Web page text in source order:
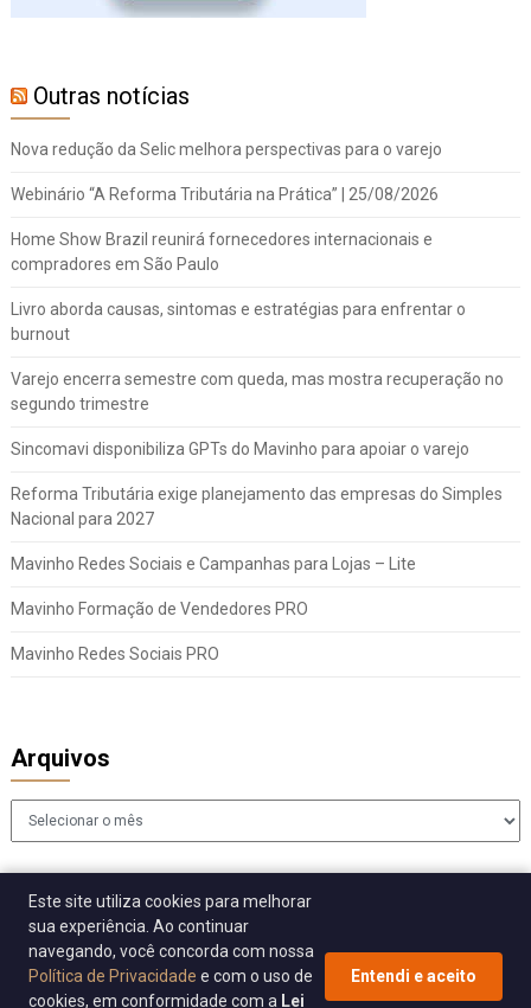
Outras notícias
Nova redução da Selic melhora perspectivas para o varejo
Webinário “A Reforma Tributária na Prática” | 25/08/2026
Home Show Brazil reunirá fornecedores internacionais e
compradores em São Paulo
Livro aborda causas, sintomas e estratégias para enfrentar o
burnout
Varejo encerra semestre com queda, mas mostra recuperação no
segundo trimestre
Sincomavi disponibiliza GPTs do Mavinho para apoiar o varejo
Reforma Tributária exige planejamento das empresas do Simples
Nacional para 2027
Mavinho Redes Sociais e Campanhas para Lojas – Lite
Mavinho Formação de Vendedores PRO
Mavinho Redes Sociais PRO
Arquivos
Arquivos
Este site utiliza cookies para melhorar
sua experiência. Ao continuar
navegando, você concorda com nossa
Política de Privacidade e com o uso de
cookies, em conformidade com a Lei
Entendi e aceito